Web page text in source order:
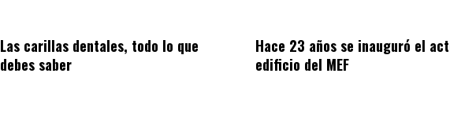
Las carillas dentales, todo lo que
debes saber
Hace 23 años se inauguró el
edificio del MEF